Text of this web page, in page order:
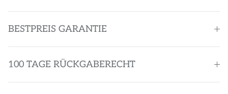
BESTPREIS GARANTIE
100 TAGE RÜCKGABERECHT